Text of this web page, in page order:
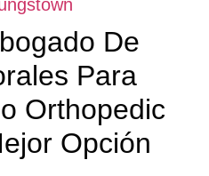
De
Para
Orthopedic
Opción